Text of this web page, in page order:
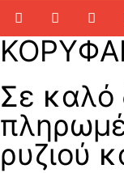
Σε καλό
ρυζιού